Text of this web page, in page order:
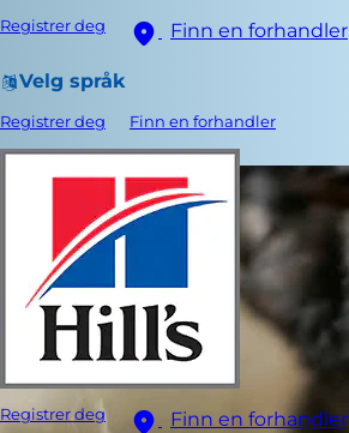
Registrer deg Finn en forhandler
Velg språk
Registrer deg Finn en forhandler
Registrer deg Finn en forhandler